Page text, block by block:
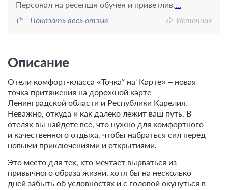
Персонал на ресепшн обучен и приветлив....
Показать весь отзыв
Источник
Описание
Отели комфорт-класса «Точка° на' Карте» – новая
точка притяжения на дорожной карте
Ленинградской области и Республики Карелия.
Неважно, откуда и как далеко лежит ваш путь. В
отелях вы найдете все, что нужно для комфортного
и качественного отдыха, чтобы набраться сил перед
новыми приключениями и открытиями.
Это место для тех, кто мечтает вырваться из
привычного образа жизни, хотя бы на несколько
дней забыть об условностях и с головой окунуться в